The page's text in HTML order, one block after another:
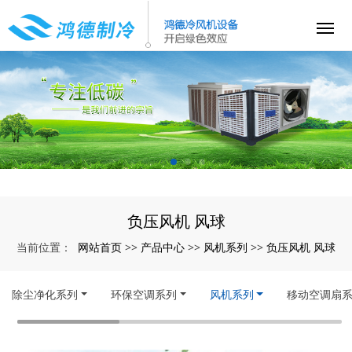
负压风机 风球
当前位置： 网站首页 >> 产品中心 >> 风机系列 >> 负压风机 风球
除尘净化系列 环保空调系列 风机系列 移动空调扇